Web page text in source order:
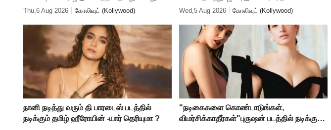
படத்தில் நடிக்கிறார். இந்நிலையில், 2026ம்
Thu,6 Aug 2026 கோலிவுட் (Kollywood)
சுதாகர் உள்ளிட்ட பலர் நடித்திருக்கிறார்கள்.
Wed,5 Aug 2026 கோலிவுட் (Kollywood)
நானி நடித்து வரும் தி பாரடைஸ் படத்தில்
நடிக்கும் தமிழ் ஹீரோயின் -யார் தெரியுமா ?
"நடிகைகளை கொண்டாடுங்கள்,
விமர்சிக்காதீர்கள்"புருஷன் படத்தில் நடிக்கும்